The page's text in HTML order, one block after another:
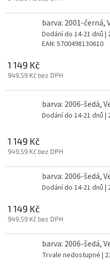
barva: 2001-černá,
Dodání do 14-21 dnů |
EAN: 5700498130610
1 149 Kč
949,59 Kč bez DPH
barva: 2006-šedá,
Dodání do 14-21 dnů |
1 149 Kč
949,59 Kč bez DPH
barva: 2006-šedá,
Dodání do 14-21 dnů |
1 149 Kč
949,59 Kč bez DPH
barva: 2006-šedá,
Trvale nedostupné |